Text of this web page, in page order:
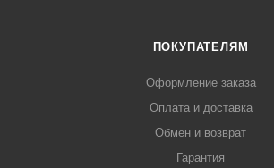
ПОКУПАТЕЛЯМ
Оформление заказа
Оплата и доставка
Обмен и возврат
Гарантия